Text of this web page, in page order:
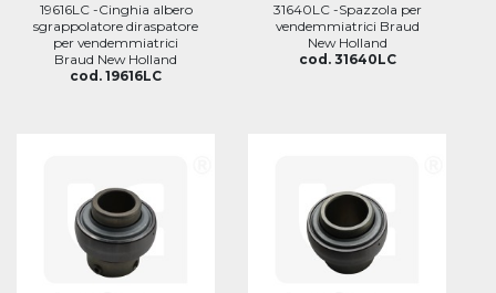
19616LC -Cinghia albero
sgrappolatore diraspatore
per vendemmiatrici
Braud New Holland
cod. 19616LC
31640LC -Spazzola per
vendemmiatrici Braud
New Holland
cod. 31640LC